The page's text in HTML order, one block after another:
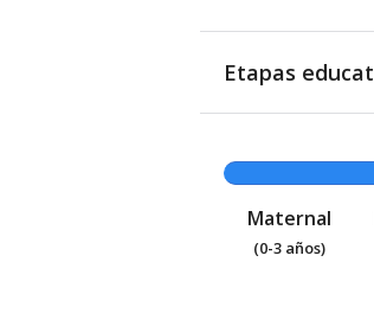
Etapas
Maternal
(0-3 años)